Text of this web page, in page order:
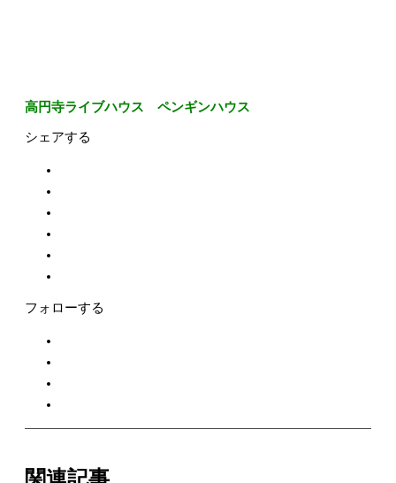
高円寺ライブハウス ペンギンハウス
シェアする
フォローする